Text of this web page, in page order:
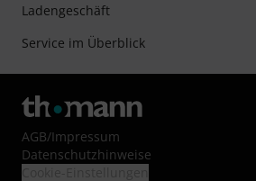
Ladengeschäft
Service im Überblick
AGB/Impressum
Datenschutzhinweise